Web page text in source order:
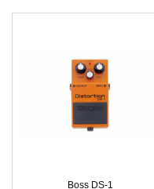
Boss DS-1